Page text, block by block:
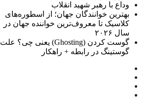
وداع با رهبر شهید انقلاب
بهترین خوانندگان جهان؛ از اسطوره‌های
کلاسیک تا معروف‌ترین خواننده جهان در
سال ۲۰۲۶
گوست کردن (Ghosting) یعنی چی؟ علت
گوستینگ در رابطه + راهکار